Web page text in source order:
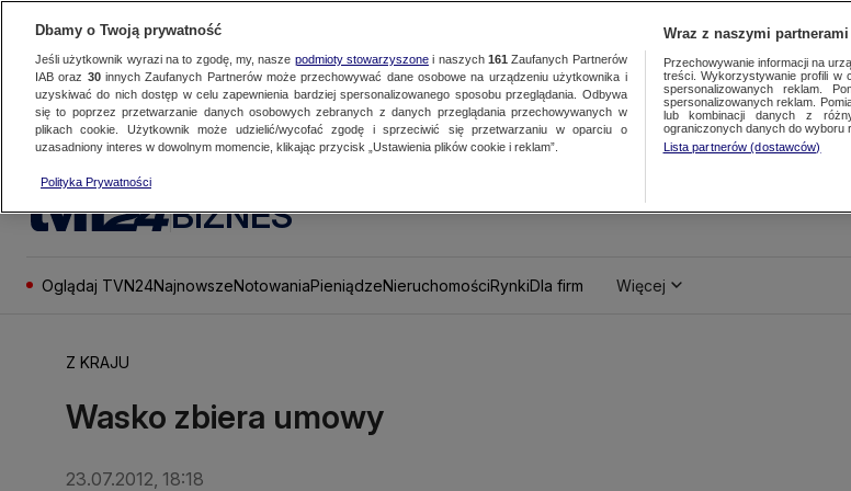
BIZNES
Oglądaj TVN24NajnowszeNotowaniaPieniądzeNieruchomościRynkiDla firm Więcej
Z KRAJU
Wasko zbiera umowy
23.07.2012, 18:18
Dbamy o Twoją prywatność
Jeśli użytkownik wyrazi na to zgodę, my, nasze podmioty stowarzyszonei naszych 161 Zaufanych Partnerów
IAB oraz 30innych Zaufanych Partnerów może przechowywać dane osobowe na urządzeniu użytkownika i
uzyskiwać do nich dostęp w celu zapewnienia bardziej spersonalizowanego sposobu przeglądania. Odbywa
się to poprzez przetwarzanie danych osobowych zebranych z danych przeglądania przechowywanych w
plikach cookie. Użytkownik może udzielić/wycofać zgodę i sprzeciwić się przetwarzaniu w oparciu o
uzasadniony interes w dowolnym momencie, klikając przycisk „Ustawienia plików cookie i reklam”.
Polityka Prywatności
Wraz z naszymi
Przechowywanie informacji na
treści. Wykorzystywanie profili w
spersonalizowanych reklam.
spersonalizowanych reklam.
lub kombinacji danych z
ograniczonych danych do wyboru
Lista partnerów (dostawców)